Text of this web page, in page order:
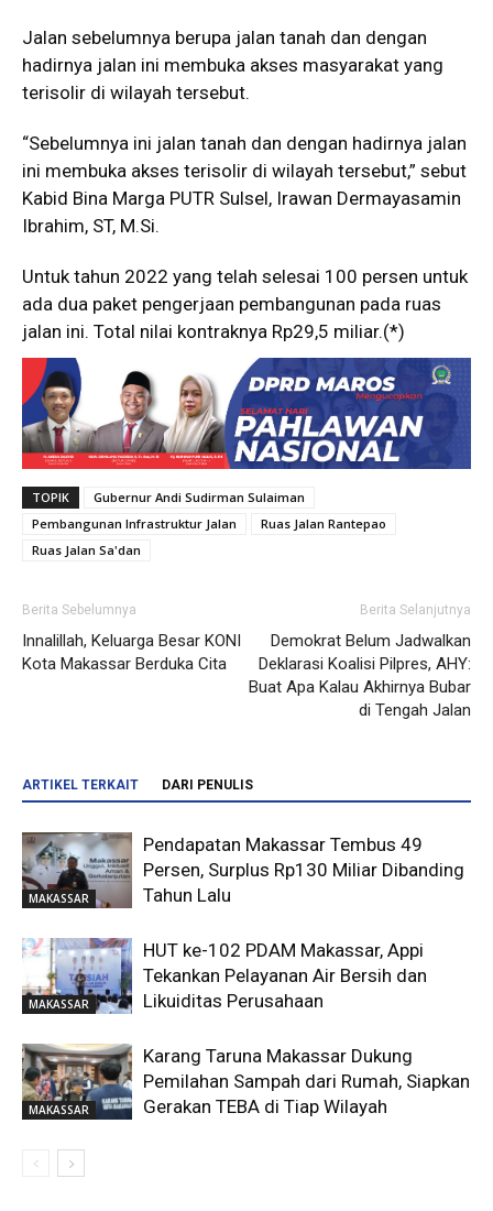
Jalan sebelumnya berupa jalan tanah dan dengan
hadirnya jalan ini membuka akses masyarakat yang
terisolir di wilayah tersebut.
“Sebelumnya ini jalan tanah dan dengan hadirnya jalan
ini membuka akses terisolir di wilayah tersebut,” sebut
Kabid Bina Marga PUTR Sulsel, Irawan Dermayasamin
Ibrahim, ST, M.Si.
Untuk tahun 2022 yang telah selesai 100 persen untuk
ada dua paket pengerjaan pembangunan pada ruas
jalan ini. Total nilai kontraknya Rp29,5 miliar.(*)
TOPIK
Gubernur Andi Sudirman Sulaiman
Pembangunan Infrastruktur Jalan
Ruas Jalan Rantepao
Ruas Jalan Sa'dan
Berita Sebelumnya
Innalillah, Keluarga Besar KONI
Kota Makassar Berduka Cita
Berita Selanjutnya
Demokrat Belum Jadwalkan
Deklarasi Koalisi Pilpres, AHY:
Buat Apa Kalau Akhirnya Bubar
di Tengah Jalan
ARTIKEL TERKAIT DARI PENULIS
MAKASSAR
Pendapatan Makassar Tembus 49
Persen, Surplus Rp130 Miliar Dibanding
Tahun Lalu
MAKASSAR
HUT ke-102 PDAM Makassar, Appi
Tekankan Pelayanan Air Bersih dan
Likuiditas Perusahaan
MAKASSAR
Karang Taruna Makassar Dukung
Pemilahan Sampah dari Rumah, Siapkan
Gerakan TEBA di Tiap Wilayah